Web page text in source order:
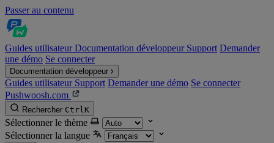
Passer au contenu
Guides utilisateurDocumentation développeur Support Demander
une démo Se connecter
Documentation développeur
Guides utilisateur Support Demander une démo Se connecter
Pushwoosh.com
Rechercher CtrlK
Sélectionner le thème
Sélectionner la langue